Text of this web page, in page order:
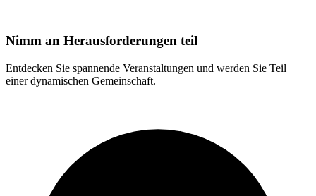
Nimm an Herausforderungen teil
Entdecken Sie spannende Veranstaltungen und werden Sie Teil
einer dynamischen Gemeinschaft.